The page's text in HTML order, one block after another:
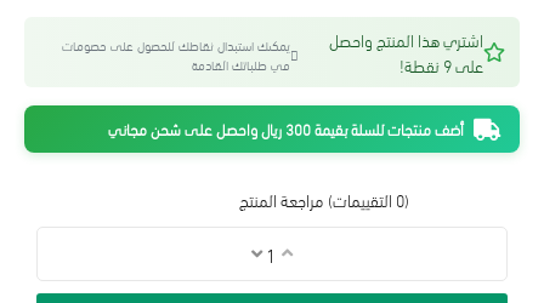
(0 التقييمات) مراجعة المنتج
اشتري هذا المنتج واحصل
على 9 نقطة!
يمكنك استبدال نقاطك للحصول على خصومات
في طلباتك القادمة
أضف منتجات للسلة بقيمة 300 ريال واحصل على شحن مجاني